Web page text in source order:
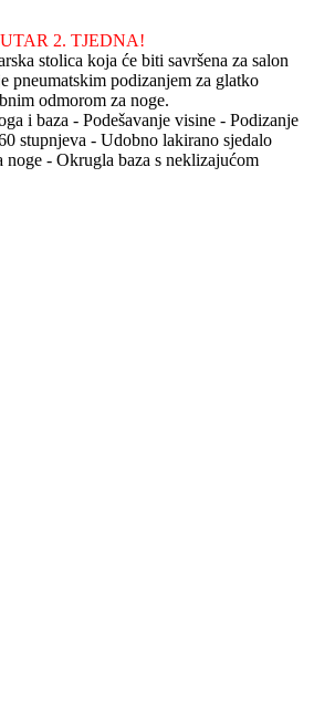
2. TJEDNA!
stolica koja će biti savršena za salon
pneumatskim podizanjem za glatko
odmorom za noge.
i baza - Podešavanje visine - Podizanje
stupnjeva - Udobno lakirano sjedalo
noge - Okrugla baza s neklizajućom